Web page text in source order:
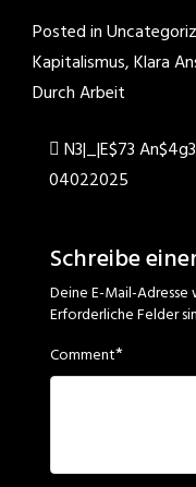
Posted in
Kapitalismus,Klara
Durch Arbeit
Post
navigation
N3|_|E$73 An$4g3
04022025
Schreibe
Deine E-Mail-
Erforderliche Felder
Comment*